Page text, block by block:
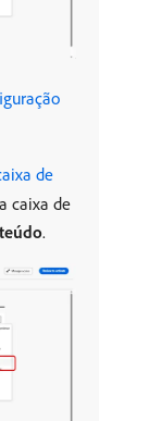
de
caixa de
.